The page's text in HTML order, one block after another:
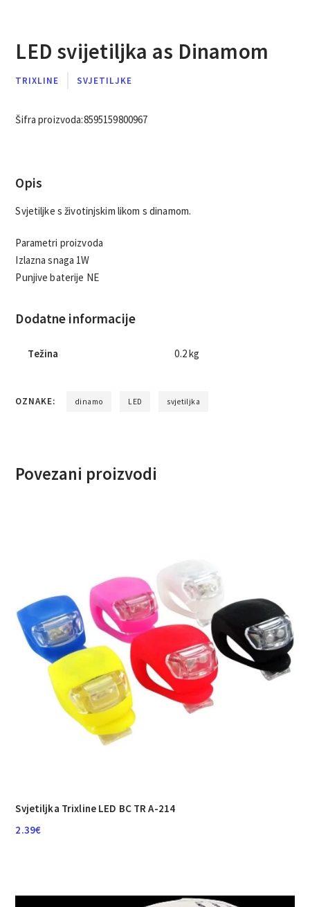
LED svijetiljka as Dinamom
TRIXLINE SVJETILJKE
Šifra proizvoda:8595159800967
Opis
Svjetiljke s životinjskim likom s dinamom.
Parametri proizvoda
Izlazna snaga 1W
Punjive baterije NE
Dodatne informacije
Težina 0.2 kg
OZNAKE: dinamo LED svjetiljka
Povezani proizvodi
Svjetiljka Trixline LED BC TR A-214
2.39€